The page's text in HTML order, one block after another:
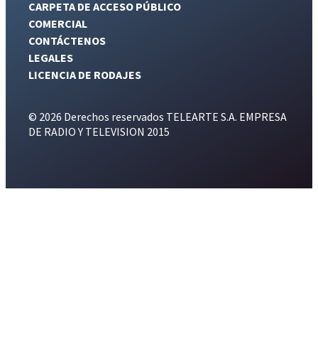
CARPETA DE ACCESO PÚBLICO
COMERCIAL
CONTÁCTENOS
LEGALES
LICENCIA DE RODAJES
© 2026 Derechos reservados TELEARTE S.A. EMPRESA
DE RADIO Y TELEVISION 2015